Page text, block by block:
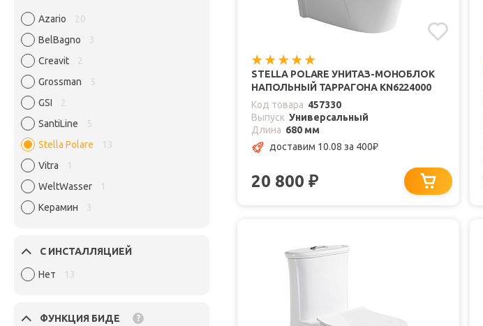
Azario
20
BelBagno
3
Creavit
2
Grossman
5
GSI
2
SantiLine
5
Stella Polare
13
Vitra
1
WeltWasser
1
Керамин
3
С ИНСТАЛЛЯЦИЕЙ
Нет 13
ФУНКЦИЯ БИДЕ ?
STELLA POLARE УНИТАЗ-МОНОБЛОК
НАПОЛЬНЫЙ ТАРРАГОНА KN6224000
Код товара 457330
Выпуск Универсальный
Длина 680 мм
доставим 10.08 за 400₽
20 800 ₽